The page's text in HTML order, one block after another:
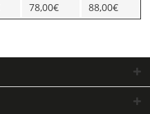
78,00€ 88,00€